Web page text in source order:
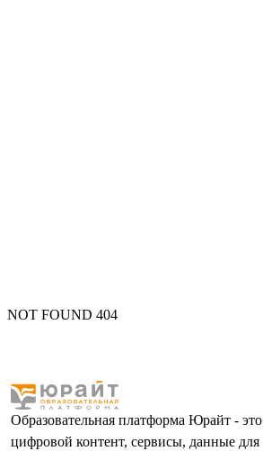
NOT FOUND 404
Образовательная платформа Юрайт - это
цифровой контент, сервисы, данные для